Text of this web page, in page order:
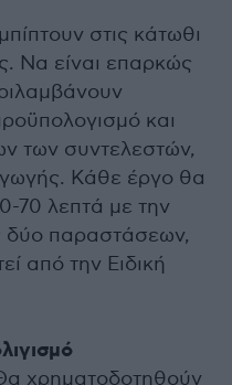
στις κάτωθι
Να είναι επαρκώς
και
των συντελεστών,
Κάθε έργο θα
70 λεπτά με την
παραστάσεων,
από την Ειδική
χρηματοδοτηθούν